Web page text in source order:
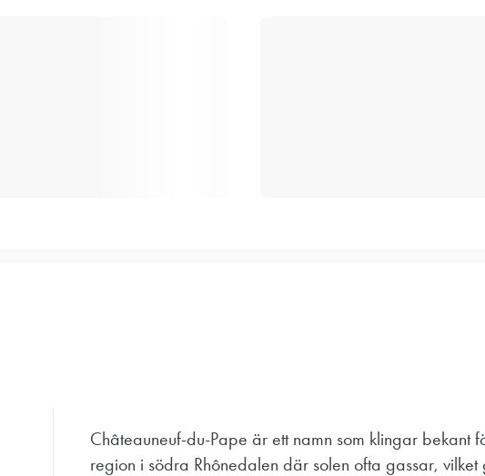
Châteauneuf-du-Pape är ett namn som klingar bekant
region i södra Rhônedalen där solen ofta gassar,